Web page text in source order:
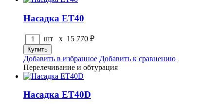
Насадка ET40
шт x 15 770 ₽
Добавить в избранное Добавить к сравнению
Перелечивание и обтурация
Насадка ET40D